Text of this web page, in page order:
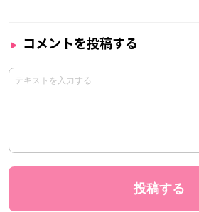
コメントを投稿する